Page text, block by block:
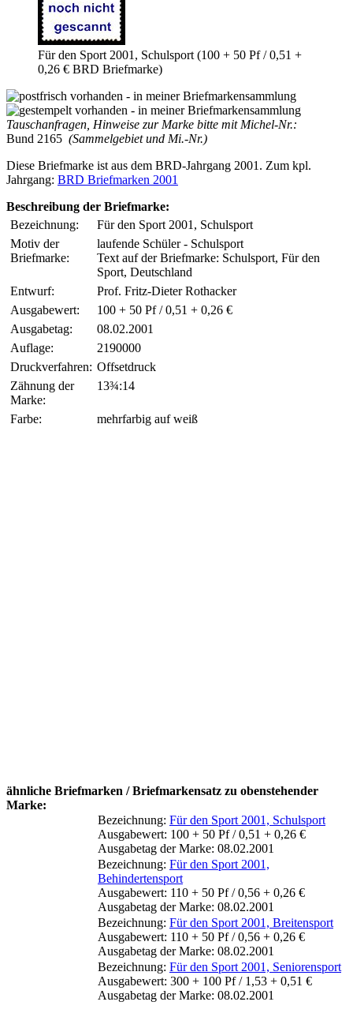
Für den Sport 2001, Schulsport (100 + 50 Pf / 0,51 +
0,26 € BRD Briefmarke)
Tauschanfragen, Hinweise zur Marke bitte mit Michel-Nr.:
Bund 2165 (Sammelgebiet und Mi.-Nr.)
Diese Briefmarke ist aus dem BRD-Jahrgang 2001. Zum kpl.
Jahrgang: BRD Briefmarken 2001
Beschreibung der Briefmarke:
Bezeichnung:
Für den Sport 2001, Schulsport
Motiv der
Briefmarke:
laufende Schüler - Schulsport
Text auf der Briefmarke: Schulsport, Für den
Sport, Deutschland
Entwurf:
Prof. Fritz-Dieter Rothacker
Ausgabewert:
100 + 50 Pf / 0,51 + 0,26 €
Ausgabetag:
08.02.2001
Auflage:
2190000
Druckverfahren: Offsetdruck
Zähnung der
Marke:
13¾:14
Farbe: mehrfarbig auf weiß
ähnliche Briefmarken / Briefmarkensatz zu obenstehender
Marke:
Bezeichnung: Für den Sport 2001, Schulsport
Ausgabewert: 100 + 50 Pf / 0,51 + 0,26 €
Ausgabetag der Marke: 08.02.2001
Bezeichnung: Für den Sport 2001,
Behindertensport
Ausgabewert: 110 + 50 Pf / 0,56 + 0,26 €
Ausgabetag der Marke: 08.02.2001
Bezeichnung: Für den Sport 2001, Breitensport
Ausgabewert: 110 + 50 Pf / 0,56 + 0,26 €
Ausgabetag der Marke: 08.02.2001
Bezeichnung: Für den Sport 2001, Seniorensport
Ausgabewert: 300 + 100 Pf / 1,53 + 0,51 €
Ausgabetag der Marke: 08.02.2001